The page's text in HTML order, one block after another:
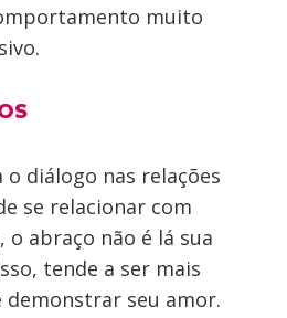
muito
diálogo nas relações
se relacionar com
o abraço não é lá sua
tende a ser mais
demonstrar seu amor.